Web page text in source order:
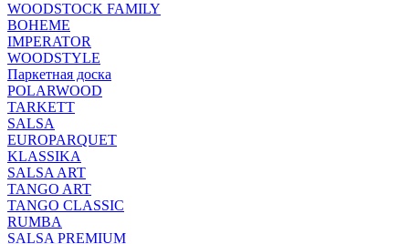
WOODSTOCK FAMILY
BOHEME
IMPERATOR
WOODSTYLE
Паркетная доска
POLARWOOD
TARKETT
SALSA
EUROPARQUET
KLASSIKA
SALSA ART
TANGO ART
TANGO CLASSIC
RUMBA
SALSA PREMIUM